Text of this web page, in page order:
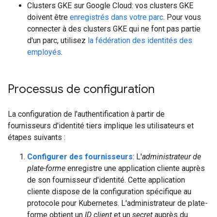
Clusters GKE sur Google Cloud: vos clusters GKE
doivent être enregistrés dans votre parc. Pour vous
connecter à des clusters GKE qui ne font pas partie
d'un parc, utilisez la fédération des identités des
employés.
Processus de configuration
La configuration de l'authentification à partir de
fournisseurs d'identité tiers implique les utilisateurs et
étapes suivants :
Configurer des fournisseurs: L'administrateur de
plate-forme enregistre une application cliente auprès
de son fournisseur d'identité. Cette application
cliente dispose de la configuration spécifique au
protocole pour Kubernetes. L'administrateur de plate-
forme obtient un ID client et un secret auprès du